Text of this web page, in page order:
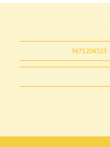
9671204523